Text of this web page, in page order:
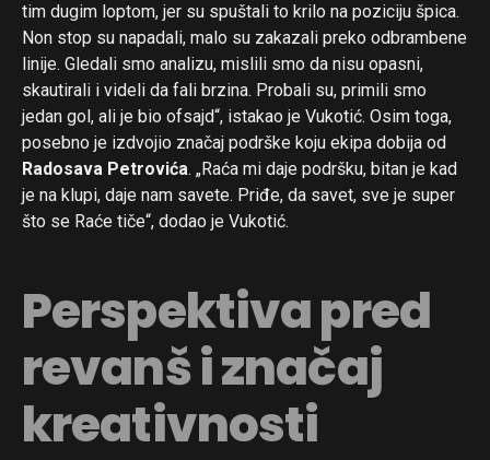
tim dugim loptom, jer su spuštali to krilo na poziciju špica.
Non stop su napadali, malo su zakazali preko odbrambene
linije. Gledali smo analizu, mislili smo da nisu opasni,
skautirali i videli da fali brzina. Probali su, primili smo
jedan gol, ali je bio ofsajd“, istakao je Vukotić. Osim toga,
posebno je izdvojio značaj podrške koju ekipa dobija od
Radosava Petrovića. „Raća mi daje podršku, bitan je kad
je na klupi, daje nam savete. Priđe, da savet, sve je super
što se Raće tiče“, dodao je Vukotić.
Perspektiva pred
revanš i značaj
kreativnosti